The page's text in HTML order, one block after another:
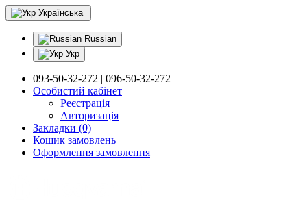
Українська
Russian
Укр
093-50-32-272 | 096-50-32-272
Особистий кабінет
Реєстрація
Авторизація
Закладки (0)
Кошик замовлень
Оформлення замовлення